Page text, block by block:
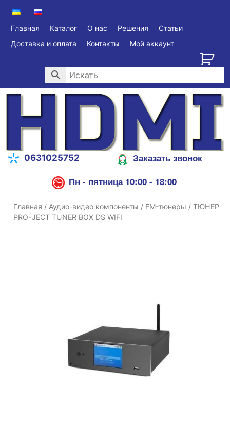
Главная Каталог О нас Решения
Статьи
Доставка и оплата
Контакты Мой аккаунт
0631025752
Заказать звонок
Пн - пятница 10:00 - 18:00
Главная / Аудио-видео компоненты / FM-тюнеры / ТЮНЕР
PRO-JECT TUNER BOX DS WIFI